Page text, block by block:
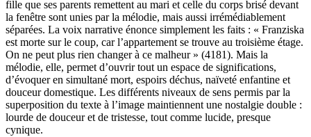
fille que ses parents remettent au mari et celle du corps brisé devant
la fenêtre sont unies par la mélodie, mais aussi irrémédiablement
séparées. La voix narrative énonce simplement les faits : « Franziska
est morte sur le coup, car l’appartement se trouve au troisième étage.
On ne peut plus rien changer à ce malheur » (4181). Mais la
mélodie, elle, permet d’ouvrir tout un espace de significations,
d’évoquer en simultané mort, espoirs déchus, naïveté enfantine et
douceur domestique. Les différents niveaux de sens permis par la
superposition du texte à l’image maintiennent une nostalgie double :
lourde de douceur et de tristesse, tout comme lucide, presque
cynique.